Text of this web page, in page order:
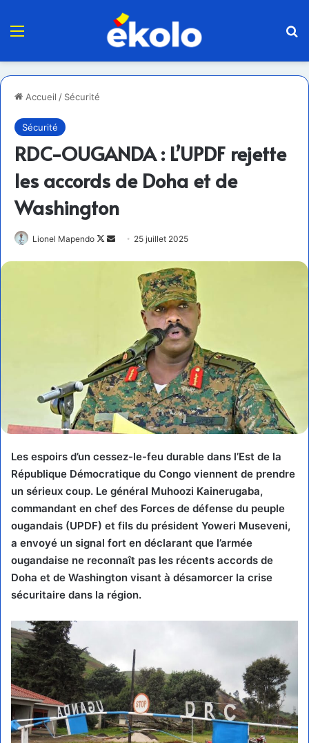
Menu
Accueil / Sécurité
Sécurité
RDC-OUGANDA : L’UPDF rejette
les accords de Doha et de
Washington
Lionel Mapendo
Follow
Envoyer
courriel
25 juillet 2025
Les espoirs d’un cessez-le-feu durable dans l’Est de la
République Démocratique du Congo viennent de prendre
un sérieux coup. Le général Muhoozi Kainerugaba,
commandant en chef des Forces de défense du peuple
ougandais (UPDF) et fils du président Yoweri Museveni,
a envoyé un signal fort en déclarant que l’armée
ougandaise ne reconnaît pas les récents accords de
Doha et de Washington visant à désamorcer la crise
sécuritaire dans la région.